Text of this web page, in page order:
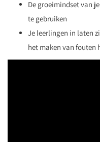
De groeimindset van
te gebruiken
Je leerlingen in laten
het maken van fouten